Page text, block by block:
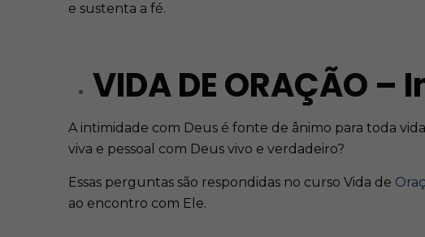
e sustenta a fé.
VIDA DE ORAÇÃO
A intimidade com Deus é fonte de ânimo para toda
viva e pessoal com Deus vivo e verdadeiro?
Essas perguntas são respondidas no curso Vida de
ao encontro com Ele.